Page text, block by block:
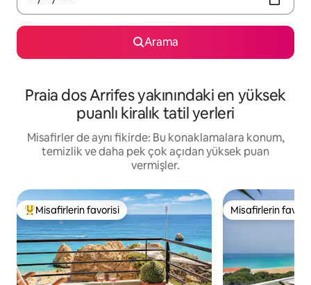
Arama
Praia dos Arrifes yakınındaki en yüksek
puanlı kiralık tatil yerleri
Misafirler de aynı fikirde: Bu konaklamalara konum,
temizlik ve daha pek çok açıdan yüksek puan
vermişler.
Misafirlerin favorilerinden en beğenilenler arasında
Misafirlerin favorisi Misafirlerin
Misafirlerin